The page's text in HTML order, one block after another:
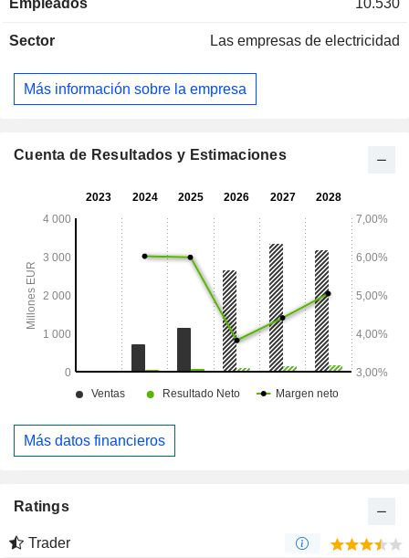
de cualquier clase. Cox Abg Group ha llevado a cabo
Marruecos, Arabia Saudí y Ghana.
Empleados 10.530
Sector Las empresas de electricidad
Más información sobre la empresa
Cuenta de Resultados y Estimaciones
Más datos financieros
Ratings
Trader